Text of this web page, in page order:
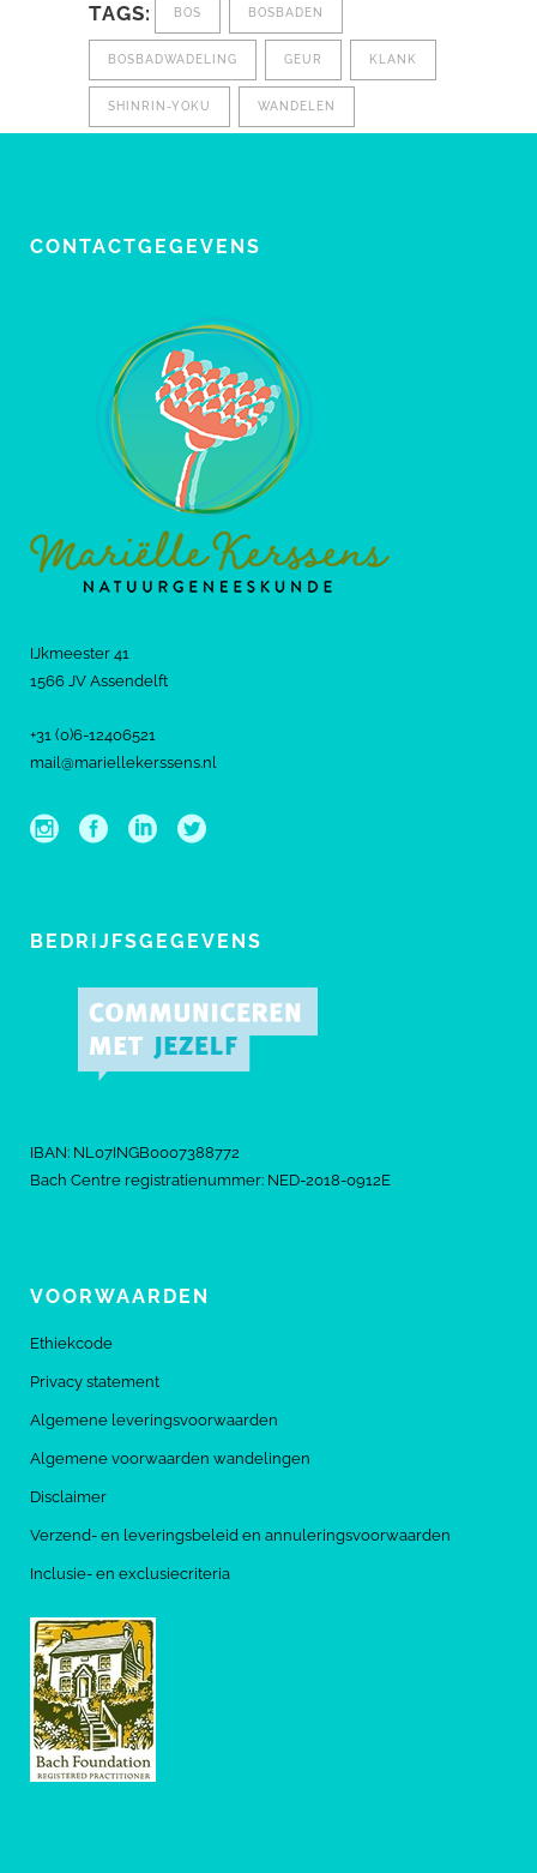
TAGS: BOS BOSBADEN
BOSBADWADELING GEUR KLANK
SHINRIN-YOKU WANDELEN
CONTACTGEGEVENS
IJkmeester 41
1566 JV Assendelft
+31 (0)6-12406521
mail@mariellekerssens.nl
BEDRIJFSGEGEVENS
IBAN: NL07INGB0007388772
Bach Centre registratienummer: NED-2018-0912E
VOORWAARDEN
Ethiekcode
Privacy statement
Algemene leveringsvoorwaarden
Algemene voorwaarden wandelingen
Disclaimer
Verzend- en leveringsbeleid en annuleringsvoorwaarden
Inclusie- en exclusiecriteria